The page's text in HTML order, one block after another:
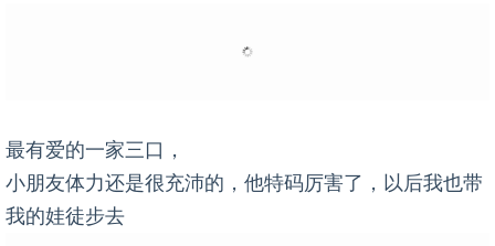
最有爱的一家三口，
小朋友体力还是很充沛的，他特码厉害了，以后我也带
我的娃徒步去